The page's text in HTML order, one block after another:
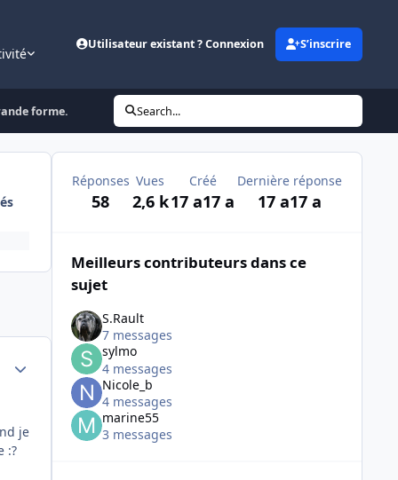
Utilisateur existant ? Connexion S’inscrire
forme. Search...
Author stats
je
:?
Réponses
58
Vues
2,6 k
Créé
17 a17 a
Dernière réponse
17 a17 a
Meilleurs contributeurs dans ce
sujet
S.Rault
7 messages
sylmo
4 messages
Nicole_b
4 messages
marine55
3 messages